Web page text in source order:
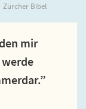
Zürcher Bibel
mir